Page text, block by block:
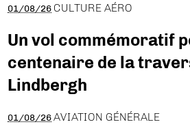
01/08/26 CULTURE AÉRO
Un vol commémoratif
centenaire de la
Lindbergh
01/08/26 AVIATION GÉNÉRALE